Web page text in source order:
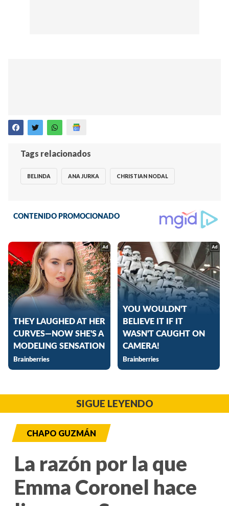
Tags relacionados
BELINDA ANA JURKA CHRISTIAN NODAL
SIGUE LEYENDO
CHAPO GUZMÁN
La razón por la que
Emma Coronel hace